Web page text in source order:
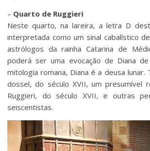
– Quarto de Ruggieri
Neste quarto, na lareira, a letra D
interpretada como um sinal cabalístico
astrólogos da rainha Catarina de
poderá ser uma evocação de Diana
mitologia romana, Diana é a deusa lunar.
dossel, do século XVII, um presumível
Ruggieri, do século XVII, e outras
seiscentistas.